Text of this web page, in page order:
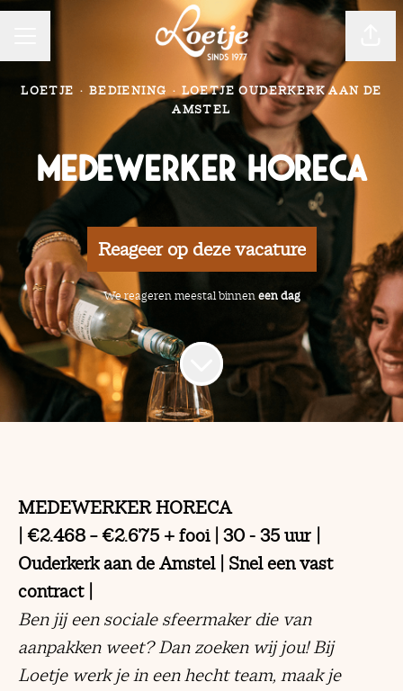
LOETJE · BEDIENING · LOETJE OUDERKERK AAN DE
AMSTEL
Medewerker Horeca
Reageer op deze vacature
We reageren meestal binneneen dag
MEDEWERKER HORECA
€2.468 – €2.675 + fooi| 30 - 35 uur |
Ouderkerk aan de Amstel | Snel een vast
contract |
Ben jij een sociale sfeermaker die van
aanpakken weet? Dan zoeken wij jou! Bij
Loetje werk je in een hecht team, maak je